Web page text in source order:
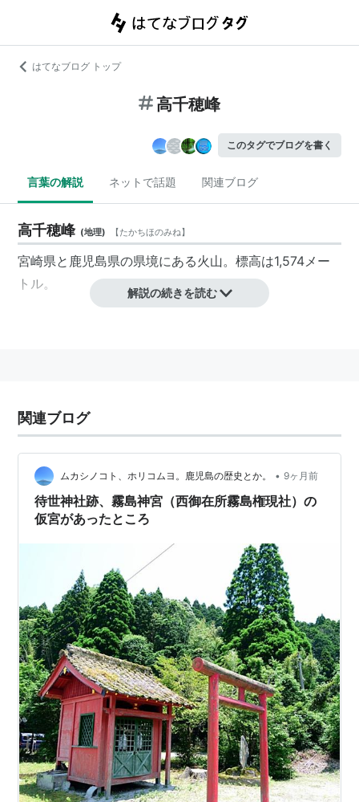
はてなブログ トップ
高千穂峰
このタグでブログを書く
言葉の解説 ネットで話題 関連ブログ
高千穂峰 (地理) 【たかちほのみね】
宮崎県と鹿児島県の県境にある火山。標高は1,574メー
トル。
解説の続きを読む
関連ブログ
ムカシノコト、ホリコムヨ。鹿児島の歴史とか。 • 9ヶ月前
待世神社跡、霧島神宮（西御在所霧島権現社）の
仮宮があったところ